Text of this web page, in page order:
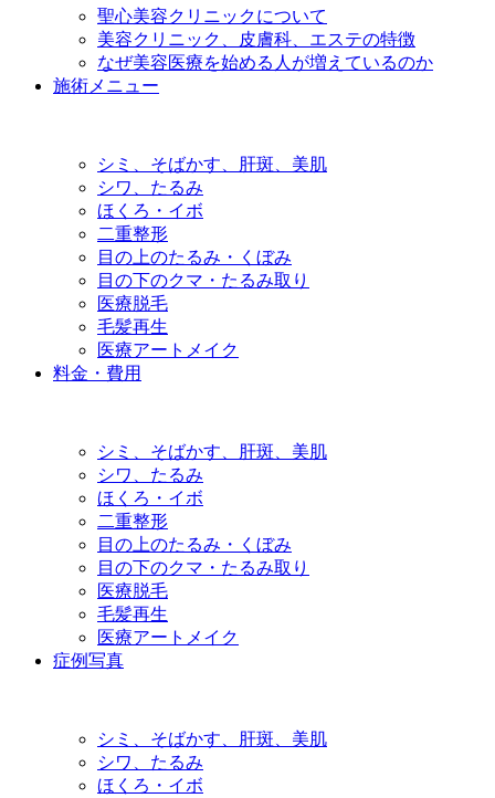
聖心美容クリニックについて
美容クリニック、皮膚科、エステの特徴
なぜ美容医療を始める人が増えているのか
施術メニュー
シミ、そばかす、肝斑、美肌
シワ、たるみ
ほくろ・イボ
二重整形
目の上のたるみ・くぼみ
目の下のクマ・たるみ取り
医療脱毛
毛髪再生
医療アートメイク
料金・費用
シミ、そばかす、肝斑、美肌
シワ、たるみ
ほくろ・イボ
二重整形
目の上のたるみ・くぼみ
目の下のクマ・たるみ取り
医療脱毛
毛髪再生
医療アートメイク
症例写真
シミ、そばかす、肝斑、美肌
シワ、たるみ
ほくろ・イボ